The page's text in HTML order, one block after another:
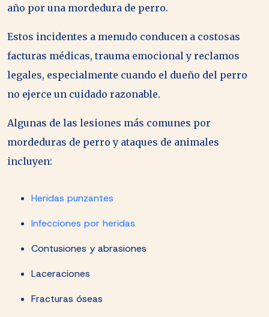
año por una mordedura de perro.
Estos incidentes a menudo conducen a costosas
facturas médicas, trauma emocional y reclamos
legales, especialmente cuando el dueño del perro
no ejerce un cuidado razonable.
Algunas de las lesiones más comunes por
mordeduras de perro y ataques de animales
incluyen:
Heridas punzantes
Infecciones por heridas
Contusiones y abrasiones
Laceraciones
Fracturas óseas